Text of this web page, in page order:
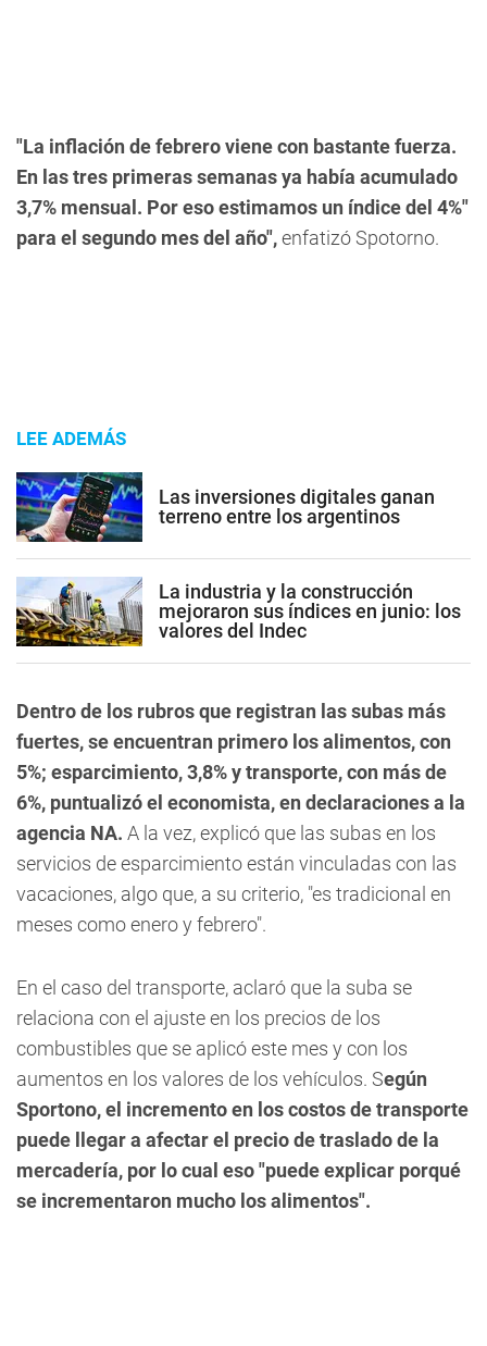
"La inflación de febrero viene con bastante fuerza.
En las tres primeras semanas ya había acumulado
3,7% mensual. Por eso estimamos un índice del 4%"
para el segundo mes del año",enfatizó Spotorno.
LEE ADEMÁS
Las inversiones digitales ganan
terreno entre los argentinos
La industria y la construcción
mejoraron sus índices en junio: los
valores del Indec
Dentro de los rubros que registran las subas más
fuertes, se encuentran primero los alimentos, con
5%; esparcimiento, 3,8% y transporte, con más de
6%, puntualizó el economista, en declaraciones a la
agencia NA. A la vez, explicó que las subas en los
servicios de esparcimiento están vinculadas con las
vacaciones, algo que, a su criterio, "es tradicional en
meses como enero y febrero".
En el caso del transporte, aclaró que la suba se
relaciona con el ajuste en los precios de los
combustibles que se aplicó este mes y con los
aumentos en los valores de los vehículos. Según
Sportono, el incremento en los costos de transporte
puede llegar a afectar el precio de traslado de la
mercadería, por lo cual eso "puede explicar porqué
se incrementaron mucho los alimentos".